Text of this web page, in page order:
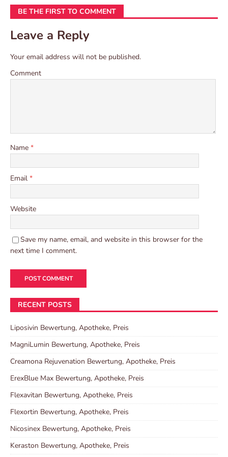
BE THE FIRST TO COMMENT
Leave a Reply
Your email address will not be published.
Comment
Name *
Email *
Website
Save my name, email, and website in this browser for the
next time I comment.
RECENT POSTS
Liposivin Bewertung, Apotheke, Preis
MagniLumin Bewertung, Apotheke, Preis
Creamona Rejuvenation Bewertung, Apotheke, Preis
ErexBlue Max Bewertung, Apotheke, Preis
Flexavitan Bewertung, Apotheke, Preis
Flexortin Bewertung, Apotheke, Preis
Nicosinex Bewertung, Apotheke, Preis
Keraston Bewertung, Apotheke, Preis